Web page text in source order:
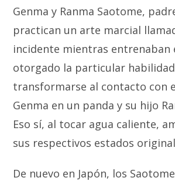
Genma y Ranma Saotome,
practican un arte marcial
incidente mientras entrenaban
otorgado la particular
transformarse al contacto con
Genma en un panda y su hijo
Eso sí, al tocar agua caliente,
sus respectivos estados
De nuevo en Japón, los